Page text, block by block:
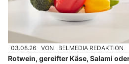
03.08.26 VON BELMEDIA REDAKTION
Rotwein, gereifter Käse, Salami